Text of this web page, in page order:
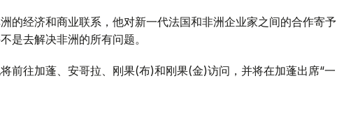
的经济和商业联系，他对新一代法国和非洲企业家之间的合作寄予
是去解决非洲的所有问题。
前往加蓬、安哥拉、刚果(布)和刚果(金)访问，并将在加蓬出席“一